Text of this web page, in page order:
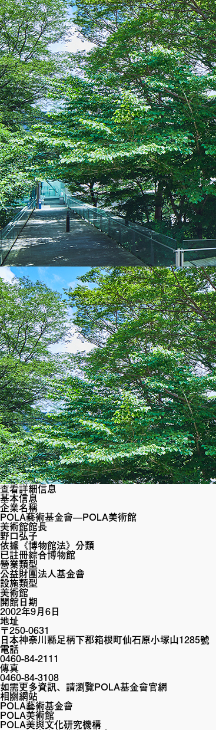
查看詳細信息
基本信息
企業名稱
POLA藝術基金會—POLA美術館
美術館館長
野口弘子
依據《博物館法》分類
已註冊綜合博物館
營業類型
公益財團法人基金會
設施類型
美術館
開館日期
2002年9月6日
地址
〒250-0631
日本神奈川縣足柄下郡箱根町仙石原小塚山1285號
電話
0460-84-2111
傳真
0460-84-3108
如需更多資訊、請瀏覽POLA基金會官網
相關網站
POLA藝術基金會
POLA美術館
POLA美與文化研究機構